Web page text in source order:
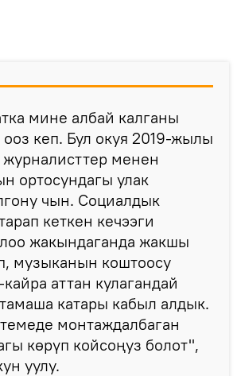
мине албай калганы
ооз кеп. Бул окуя 2019-жылы
менен
ортосундагы улак
чын. Социалдык
кеткен кечээги
жакындаганда жакшы
музыканын коштоосу
аттан кулагандай
катары кабыл алдык.
монтаждалбаган
көрүп койсоңуз болот",
уулу.